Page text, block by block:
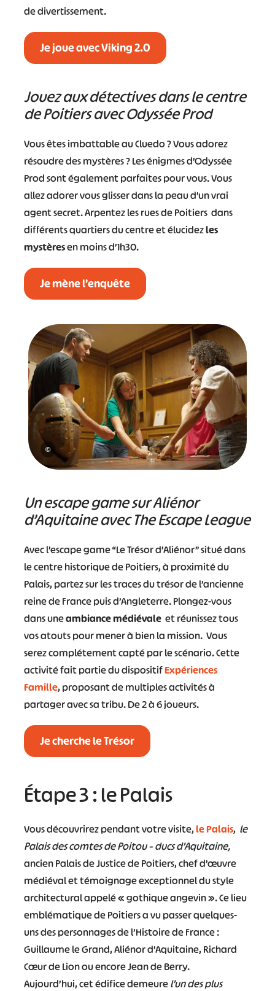
de divertissement.
Je joue avec Viking 2.0
Jouez aux détectives dans le centre
de Poitiers avec Odyssée Prod
Vous êtes imbattable au Cluedo ? Vous adorez
résoudre des mystères ? Les énigmes d’Odyssée
Prod sont également parfaites pour vous. Vous
allez adorer vous glisser dans la peau d’un vrai
agent secret. Arpentez les rues de Poitiers dans
différents quartiers du centre et élucidezles
mystèresen moins d’1h30.
Je mène l’enquête
©
Un escape game sur Aliénor
d’Aquitaine avec The Escape League
Avec l’escape game “Le Trésor d’Aliénor” situé dans
le centre historique de Poitiers, à proximité du
Palais, partez sur les traces du trésor de l’ancienne
reine de France puis d’Angleterre. Plongez-vous
dans uneambiance médiévaleet réunissez tous
vos atouts pour mener à bien la mission. Vous
serez complétement capté par le scénario. Cette
activité fait partie du dispositifExpériences
Famille, proposant de multiples activités à
partager avec sa tribu. De 2 à 6 joueurs.
Je cherche le Trésor
Étape 3 : le Palais
Vous découvrirez pendant votre visite,le Palais, le
Palais des comtes de Poitou – ducs d’Aquitaine,
ancien Palais de Justice de Poitiers, chef d’œuvre
médiéval et témoignage exceptionnel du style
architectural appelé « gothique angevin ». Ce lieu
emblématique de Poitiers a vu passer quelques-
uns des personnages de l’Histoire de France :
Guillaume le Grand, Aliénor d’Aquitaine, Richard
Cœur de Lion ou encore Jean de Berry.
Aujourd’hui, cet édifice demeurel’un des plus